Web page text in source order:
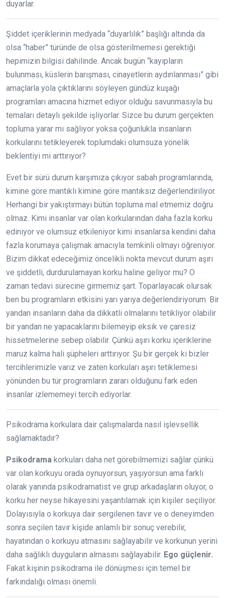
duyarlar.
Şiddet içeriklerinin medyada “duyarlılık” başlığı altında da
olsa “haber” türünde de olsa gösterilmemesi gerektiği
hepimizin bilgisi dahilinde. Ancak bugün “kayıpların
bulunması, küslerin barışması, cinayetlerin aydınlanması” gibi
amaçlarla yola çıktıklarını söyleyen gündüz kuşağı
programları amacına hizmet ediyor olduğu savunmasıyla bu
temaları detaylı şekilde işliyorlar. Sizce bu durum gerçekten
topluma yarar mı sağlıyor yoksa çoğunlukla insanların
korkularını tetikleyerek toplumdaki olumsuza yönelik
beklentiyi mi arttırıyor?
Evet bir sürü durum karşımıza çıkıyor sabah programlarında,
kimine göre mantıklı kimine göre mantıksız değerlendiriliyor.
Herhangi bir yakıştırmayı bütün topluma mal etmemiz doğru
olmaz. Kimi insanlar var olan korkularından daha fazla korku
ediniyor ve olumsuz etkileniyor kimi insanlarsa kendini daha
fazla korumaya çalışmak amacıyla temkinli olmayı öğreniyor.
Bizim dikkat edeceğimiz öncelikli nokta mevcut durum aşırı
ve şiddetli, durdurulamayan korku haline geliyor mu? O
zaman tedavi sürecine girmemiz şart. Toparlayacak olursak
ben bu programların etkisini yarı yarıya değerlendiriyorum. Bir
yandan insanların daha da dikkatli olmalarını tetikliyor olabilir
bir yandan ne yapacaklarını bilemeyip eksik ve çaresiz
hissetmelerine sebep olabilir. Çünkü aşırı korku içeriklerine
maruz kalma hali şüpheleri arttırıyor. Şu bir gerçek ki bizler
tercihlerimizle varız ve zaten korkuları aşırı tetiklemesi
yönünden bu tür programların zararı olduğunu fark eden
insanlar izlememeyi tercih ediyorlar.
Psikodrama korkulara dair çalışmalarda nasıl işlevsellik
sağlamaktadır?
Psikodrama korkuları daha net görebilmemizi sağlar çünkü
var olan korkuyu orada oynuyorsun, yaşıyorsun ama farklı
olarak yanında psikodramatist ve grup arkadaşların oluyor, o
korku her neyse hikayesini yaşantılamak için kişiler seçiliyor.
Dolayısıyla o korkuya dair sergilenen tavır ve o deneyimden
sonra seçilen tavır kişide anlamlı bir sonuç verebilir,
hayatından o korkuyu atmasını sağlayabilir ve korkunun yerini
daha sağlıklı duyguların almasını sağlayabilir. Ego güçlenir.
Fakat kişinin psikodrama ile dönüşmesi için temel bir
farkındalığı olması önemli.